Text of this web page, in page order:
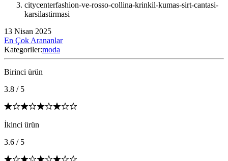
citycenterfashion-ve-rosso-collina-krinkil-kumas-sirt-cantasi-
karsilastirmasi
13 Nisan 2025
En Çok Arananlar
Kategoriler:moda
Birinci ürün
3.8 / 5
İkinci ürün
3.6 / 5